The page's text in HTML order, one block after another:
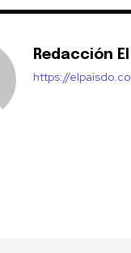
Redacción
https://